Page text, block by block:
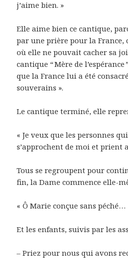
j’aime bien. »
Elle aime bien ce cantique,
par une prière pour la France,
où elle ne pouvait cacher sa
cantique “ Mère de
que la France lui a été
souverains ».
Le cantique terminé, elle
« Je veux que les personnes
s’approchent de moi et prient
Tous se regroupent pour
fin, la Dame commence elle-
« Ô Marie conçue sans péché…
Et les enfants, suivis par les
– Priez pour nous qui avons